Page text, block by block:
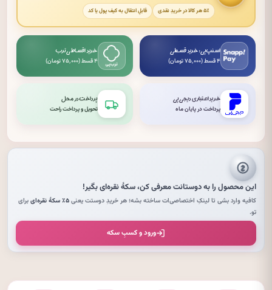
۵٪ هر کالا در خریدِ نقدی قابلِ انتقال به کیف پول یا کد
اسنپ‌پی: خرید قسطی
۴ قسط (۷۵٬۰۰۰ تومان)
خرید اقساطی ترب
۴ قسط (۷۵٬۰۰۰ تومان)
خرید اعتباری دیجی‌پی
پرداخت در پایان ماه
پرداخت در محل
تحویل و پرداخت راحت
این محصول را به دوستانت معرفی کن،سکهٔ نقره‌ایبگیر!
کافیه وارد بشی تا لینکِ اختصاصی‌ات ساخته بشه؛ هر خریدِ دوستت یعنی۵٪ سکهٔ نقره‌ای
برای
تو.
ورود و کسبِ سکه